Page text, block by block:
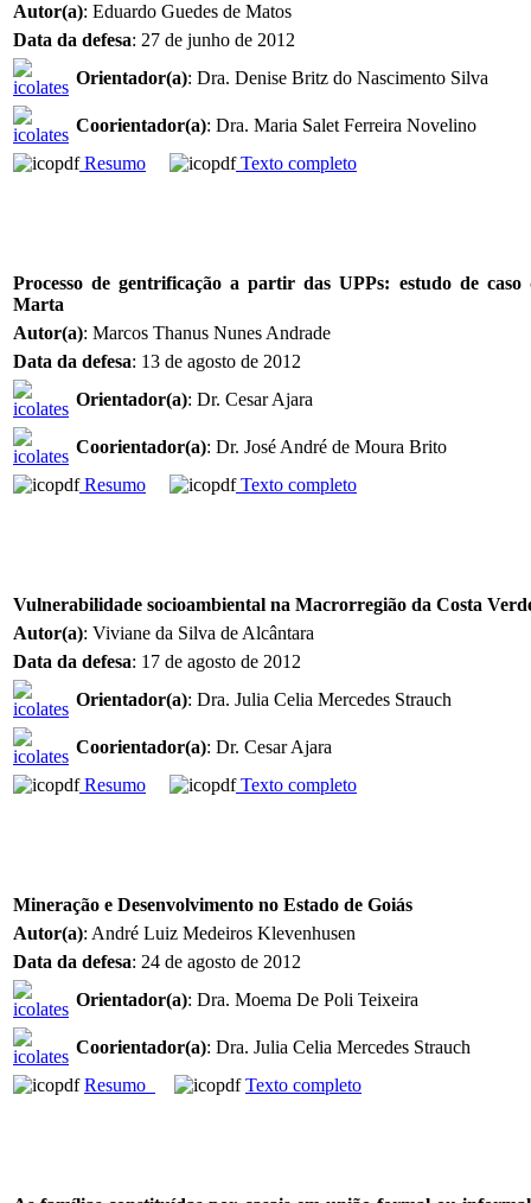
Autor(a): Eduardo Guedes de Matos
Data da defesa: 27 de junho de 2012
Orientador(a): Dra. Denise Britz do Nascimento Silva
Coorientador(a): Dra. Maria Salet Ferreira Novelino
Resumo
Texto completo
Processo de gentrificação a partir das UPPs: estudo de
Marta
Autor(a): Marcos Thanus Nunes Andrade
Data da defesa: 13 de agosto de 2012
Orientador(a): Dr. Cesar Ajara
Coorientador(a): Dr. José André de Moura Brito
Resumo
Texto completo
Vulnerabilidade socioambiental na Macrorregião da Costa
Autor(a): Viviane da Silva de Alcântara
Data da defesa: 17 de agosto de 2012
Orientador(a): Dra. Julia Celia Mercedes Strauch
Coorientador(a): Dr. Cesar Ajara
Resumo
Texto completo
Mineração e Desenvolvimento no Estado de Goiás
Autor(a): André Luiz Medeiros Klevenhusen
Data da defesa: 24 de agosto de 2012
Orientador(a): Dra. Moema De Poli Teixeira
Coorientador(a): Dra. Julia Celia Mercedes Strauch
Resumo
Texto completo